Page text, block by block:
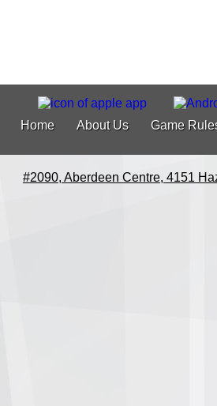
Home About Us Game
#2090, Aberdeen Centre, 4151